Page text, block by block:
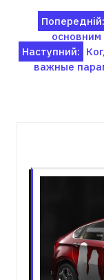
Навігація
записів
Попередній:
основним
Наступний:
важные